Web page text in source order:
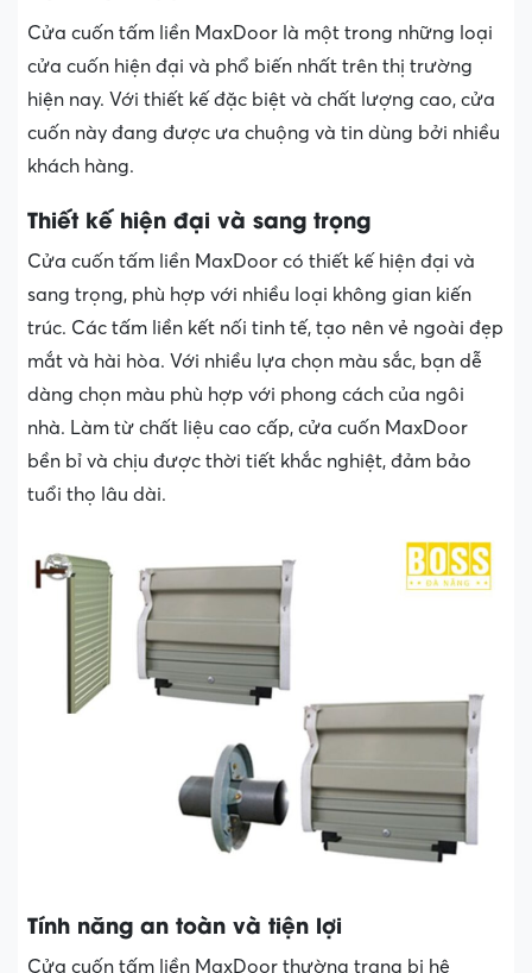
Cửa cuốn tấm liền MaxDoor là một trong những loại
cửa cuốn hiện đại và phổ biến nhất trên thị trường
hiện nay. Với thiết kế đặc biệt và chất lượng cao, cửa
cuốn này đang được ưa chuộng và tin dùng bởi nhiều
khách hàng.
Thiết kế hiện đại và sang trọng
Cửa cuốn tấm liền MaxDoor có thiết kế hiện đại và
sang trọng, phù hợp với nhiều loại không gian kiến
trúc. Các tấm liền kết nối tinh tế, tạo nên vẻ ngoài đẹp
mắt và hài hòa. Với nhiều lựa chọn màu sắc, bạn dễ
dàng chọn màu phù hợp với phong cách của ngôi
nhà. Làm từ chất liệu cao cấp, cửa cuốn MaxDoor
bền bỉ và chịu được thời tiết khắc nghiệt, đảm bảo
tuổi thọ lâu dài.
Tính năng an toàn và tiện lợi
Cửa cuốn tấm liền MaxDoor thường trang bị hệ